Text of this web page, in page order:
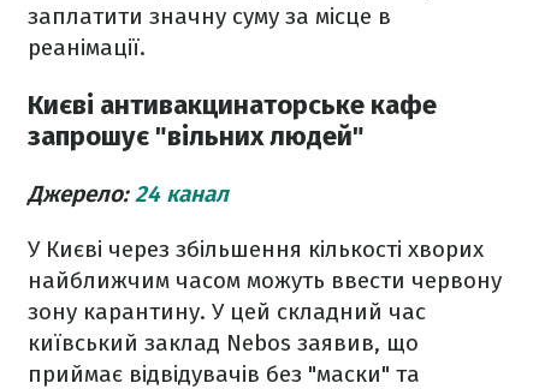
заплатити значну суму за місце в
реанімації.
Києві антивакцинаторське кафе
запрошує "вільних людей"
Джерело:24 канал
У Києві через збільшення кількості хворих
найближчим часом можуть ввести червону
зону карантину. У цей складний час
київський заклад Nebos заявив, що
приймає відвідувачів без "маски" та